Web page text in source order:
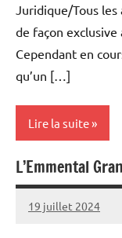
et
Rural
Juridique/Tous les
de façon exclusive
Cependant en
qu’un […]
Lire la suite
Cultures
Elevages
L’Emmental
19 juillet 2024
Thibaut